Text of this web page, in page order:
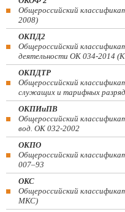
Общероссийский
2008)
ОКПД2
Общероссийский
деятельности ОК 034-2014
ОКПДТР
Общероссийский
служащих и тарифных
ОКПИиПВ
Общероссийский
вод. ОК 032-2002
ОКПО
Общероссийский
007–93
ОКС
Общероссийский
МКС)